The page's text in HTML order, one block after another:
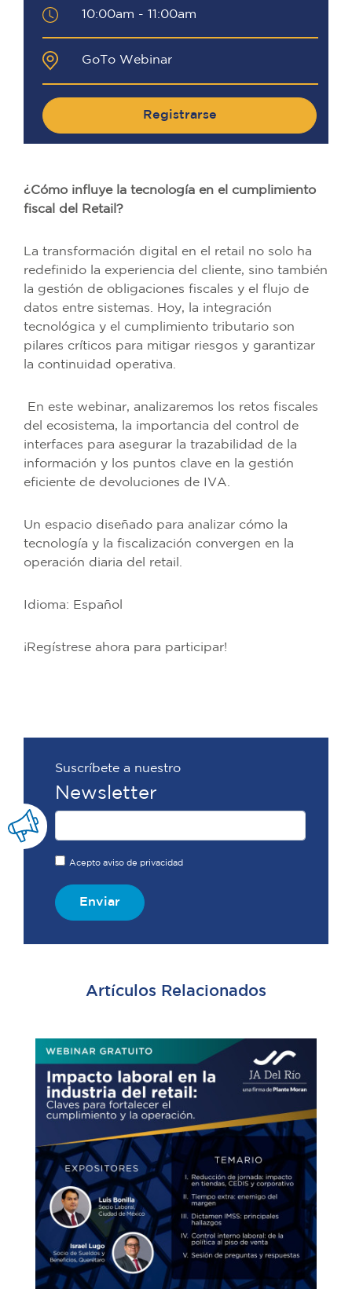
10:00am - 11:00am
GoTo Webinar
Registrarse
¿Cómo influye la tecnología en el cumplimiento
fiscal del Retail?
La transformación digital en el retail no solo ha
redefinido la experiencia del cliente, sino también
la gestión de obligaciones fiscales y el flujo de
datos entre sistemas. Hoy, la integración
tecnológica y el cumplimiento tributario son
pilares críticos para mitigar riesgos y garantizar
la continuidad operativa.
En este webinar, analizaremos los retos fiscales
del ecosistema, la importancia del control de
interfaces para asegurar la trazabilidad de la
información y los puntos clave en la gestión
eficiente de devoluciones de IVA.
Un espacio diseñado para analizar cómo la
tecnología y la fiscalización convergen en la
operación diaria del retail.
Idioma: Español
¡Regístrese ahora para participar!
Suscríbete a nuestro
Newsletter
Acepto aviso de privacidad
Enviar
Artículos Relacionados